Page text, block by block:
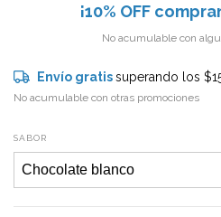
¡10% OFF
No acumulable con
Envío gratissuperando los
No acumulable con otras promociones
SABOR